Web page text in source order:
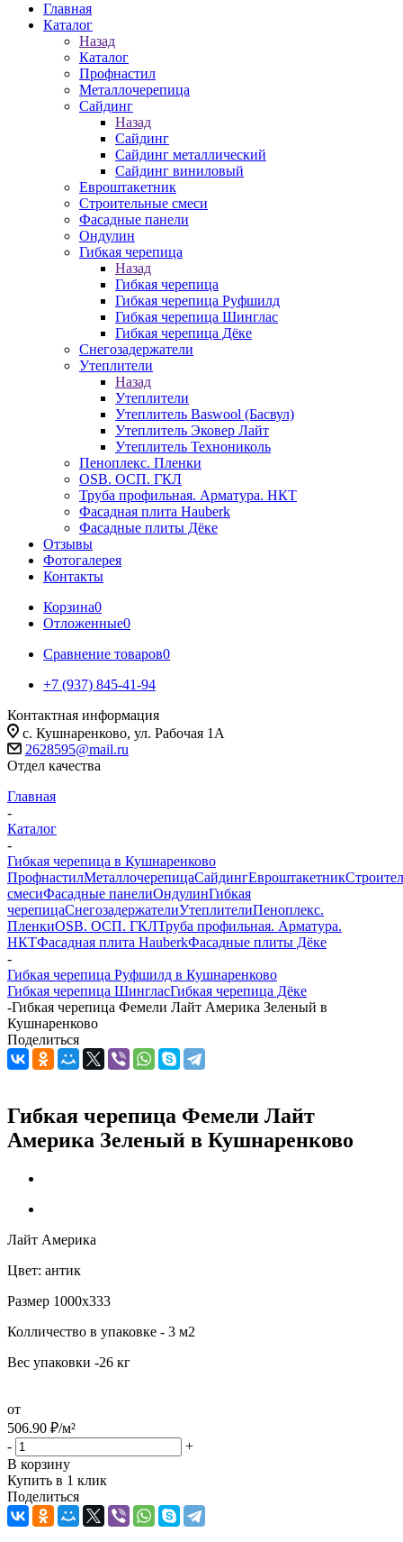
Главная
Каталог
Назад
Каталог
Профнастил
Металлочерепица
Сайдинг
Назад
Сайдинг
Сайдинг металлический
Сайдинг виниловый
Евроштакетник
Строительные смеси
Фасадные панели
Ондулин
Гибкая черепица
Назад
Гибкая черепица
Гибкая черепица Руфшилд
Гибкая черепица Шинглас
Гибкая черепица Дёке
Снегозадержатели
Утеплители
Назад
Утеплители
Утеплитель Baswool (Басвул)
Утеплитель Эковер Лайт
Утеплитель Технониколь
Пеноплекс. Пленки
OSB. ОСП. ГКЛ
Труба профильная. Арматура. НКТ
Фасадная плита Hauberk
Фасадные плиты Дёке
Отзывы
Фотогалерея
Контакты
Корзина0
Отложенные0
Сравнение товаров0
+7 (937) 845-41-94
Контактная информация
с. Кушнаренково, ул. Рабочая 1А
2628595@mail.ru
Отдел качества
Главная
-
Каталог
-
Гибкая черепица в Кушнаренково
ПрофнастилМеталлочерепицаСайдингЕвроштакетник
смесиФасадные панелиОндулинГибкая
черепицаСнегозадержателиУтеплителиПеноплекс.
ПленкиOSB. ОСП. ГКЛТруба профильная. Арматура.
НКТФасадная плита HauberkФасадные плиты Дёке
-
Гибкая черепица Руфшилд в Кушнаренково
Гибкая черепица ШингласГибкая черепица Дёке
-Гибкая черепица Фемели Лайт Америка Зеленый в
Кушнаренково
Поделиться
Гибкая черепица Фемели Лайт
Америка Зеленый в Кушнаренково
Лайт Америка
Цвет: антик
Размер 1000х333
Колличество в упаковке - 3 м2
Вес упаковки -26 кг
от
506.90 ₽/м²
-
+
В корзину
Купить в 1 клик
Поделиться